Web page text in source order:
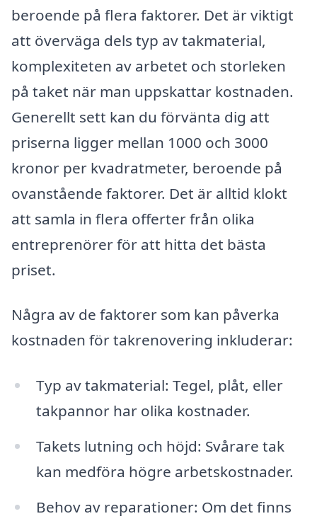
beroende på flera faktorer. Det är viktigt
att överväga dels typ av takmaterial,
komplexiteten av arbetet och storleken
på taket när man uppskattar kostnaden.
Generellt sett kan du förvänta dig att
priserna ligger mellan 1000 och 3000
kronor per kvadratmeter, beroende på
ovanstående faktorer. Det är alltid klokt
att samla in flera offerter från olika
entreprenörer för att hitta det bästa
priset.
Några av de faktorer som kan påverka
kostnaden för takrenovering inkluderar:
Typ av takmaterial: Tegel, plåt, eller
takpannor har olika kostnader.
Takets lutning och höjd: Svårare tak
kan medföra högre arbetskostnader.
Behov av reparationer: Om det finns